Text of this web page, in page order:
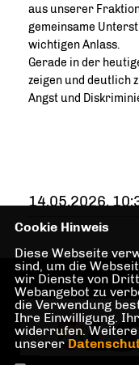
aus unserer
gemeinsame
wichtigen Anlass.
Gerade in der
zeigen und deutlich
Angst und
14.05.2026,
Cookie Hinweis
Diese Webseite
sind, um die
wir Dienste von
Webangebot zu
die Verwendung
Ihre Einwilligung.
widerrufen.
unserer